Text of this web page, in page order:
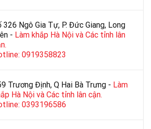
326 Ngô Gia Tự, P. Đức Giang, Long
- Làm khắp Hà Nội và Các tỉnh lân
0919358823
Trương Định, Q Hai Bà Trưng - Làm
Hà Nội và Các tỉnh lân cận.
0393196586